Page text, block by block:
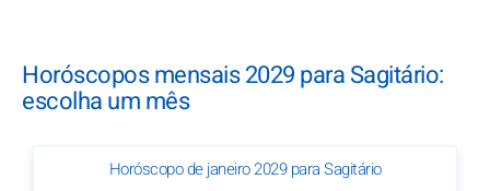
Horóscopos mensais 2029 para Sagitário:
escolha um mês
Horóscopo de janeiro 2029 para Sagitário